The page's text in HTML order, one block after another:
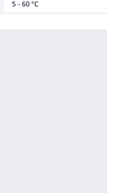
5 - 60 °C